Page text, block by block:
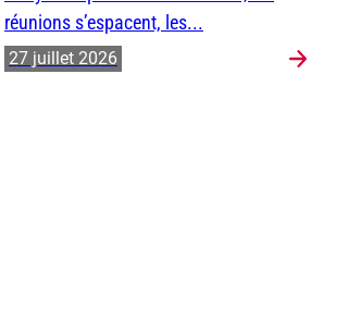
réunions s’espacent, les...
27 juillet 2026